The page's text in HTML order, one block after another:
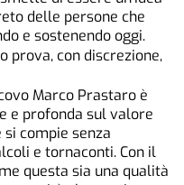
delle persone che
e sostenendo oggi.
prova, con discrezione,
Marco Prastaro è
e profonda sul valore
compie senza
e tornaconti. Con il
questa sia una qualità